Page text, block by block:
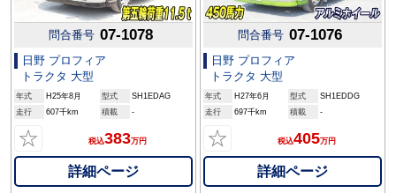
問合番号 07-1078
日野 プロフィア
トラクタ 大型
年式 H25年8月 型式
SH1EDAG
走行
607千km 積載 -
☆ 税込383万円
詳細ページ
問合番号 07-1076
日野 プロフィア
トラクタ 大型
年式 H27年6月 型式
SH1EDDG
走行
697千km 積載 -
☆ 税込405万円
詳細ページ